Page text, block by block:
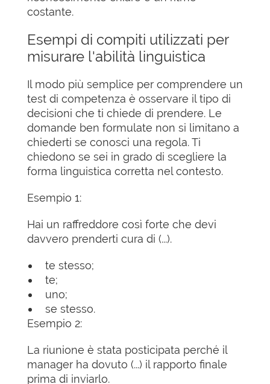
costante.
Esempi di compiti utilizzati per
misurare l'abilità linguistica
Il modo più semplice per comprendere un
test di competenza è osservare il tipo di
decisioni che ti chiede di prendere. Le
domande ben formulate non si limitano a
chiederti se conosci una regola. Ti
chiedono se sei in grado di scegliere la
forma linguistica corretta nel contesto.
Esempio 1:
Hai un raffreddore così forte che devi
davvero prenderti cura di (...).
te stesso;
te;
uno;
se stesso.
Esempio 2:
La riunione è stata posticipata perché il
manager ha dovuto (...) il rapporto finale
prima di inviarlo.